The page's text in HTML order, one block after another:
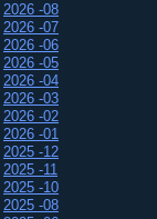
2026 -08
2026 -07
2026 -06
2026 -05
2026 -04
2026 -03
2026 -02
2026 -01
2025 -12
2025 -11
2025 -10
2025 -08